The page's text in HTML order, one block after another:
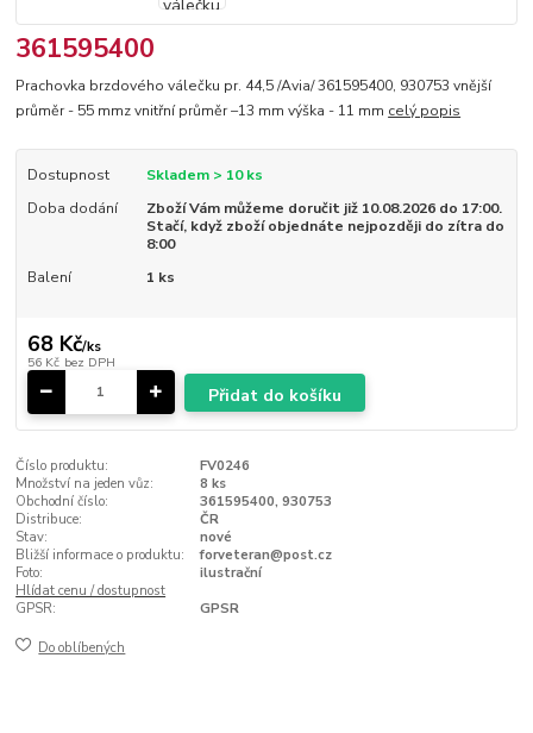
361595400
Prachovka brzdového válečku pr. 44,5 /Avia/ 361595400, 930753 vnější
průměr - 55 mmz vnitřní průměr –13 mm výška - 11 mm celý popis
Dostupnost
Skladem > 10 ks
Doba dodání
Zboží Vám můžeme doručit již 10.08.2026 do 17:00.
Stačí, když zboží objednáte nejpozději do zítra do
8:00
Balení
1 ks
68 Kč/ks
56 Kč bez DPH
Přidat do košíku
Číslo produktu:
FV0246
Množství na jeden vůz:
8 ks
Obchodní číslo:
361595400, 930753
Distribuce:
ČR
Stav:
nové
Bližší informace o produktu:
forveteran@post.cz
Foto:
ilustrační
Hlídat cenu / dostupnost
GPSR:
GPSR
Do oblíbených